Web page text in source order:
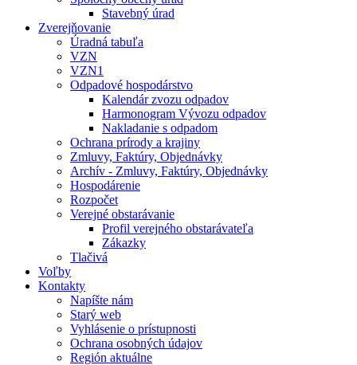
Stavebný úrad
Zverejňovanie
Úradná tabuľa
VZN
VZN1
Odpadové hospodárstvo
Kalendár zvozu odpadov
Harmonogram Vývozu odpadov
Nakladanie s odpadom
Ochrana prírody a krajiny
Zmluvy, Faktúry, Objednávky
Archív - Zmluvy, Faktúry, Objednávky
Hospodárenie
Rozpočet
Verejné obstarávanie
Profil verejného obstarávateľa
Zákazky
Tlačivá
Voľby
Kontakty
Napíšte nám
Starý web
Vyhlásenie o prístupnosti
Ochrana osobných údajov
Región aktuálne